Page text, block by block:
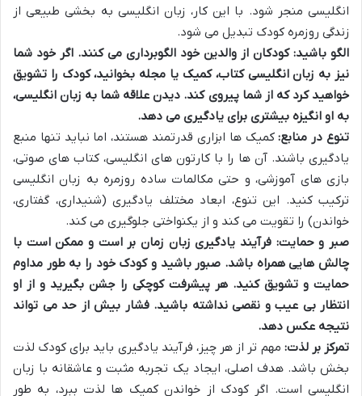
انگلیسی منجر شود. با این کار، زبان انگلیسی به بخشی طبیعی از
زندگی روزمره کودک تبدیل می شود.
الگو باشید: کودکان از والدین خود الگوبرداری می کنند. اگر خود شما
نیز به زبان انگلیسی کتاب، کمیک یا مجله بخوانید، کودک را تشویق
خواهید کرد که از شما پیروی کند. دیدن علاقه شما به زبان انگلیسی،
به او انگیزه بیشتری برای یادگیری می دهد.
تنوع در منابع:کمیک ها ابزاری قدرتمند هستند، اما نباید تنها منبع
یادگیری باشند. آن ها را با کارتون های انگلیسی، کتاب های صوتی،
بازی های آموزشی، و حتی مکالمات ساده روزمره به زبان انگلیسی
ترکیب کنید. این تنوع، ابعاد مختلف یادگیری (شنیداری، گفتاری،
خواندن) را تقویت می کند و از یکنواختی جلوگیری می کند.
صبر و حمایت: فرآیند یادگیری زبان زمان بر است و ممکن است با
چالش هایی همراه باشد. صبور باشید و کودک خود را به طور مداوم
حمایت و تشویق کنید. هر پیشرفت کوچکی را جشن بگیرید و از او
انتظار بی عیب و نقصی نداشته باشید. فشار بیش از حد می تواند
نتیجه عکس دهد.
تمرکز بر لذت: مهم تر از هر چیز، فرآیند یادگیری باید برای کودک لذت
بخش باشد. هدف اصلی، ایجاد یک تجربه مثبت و عاشقانه با زبان
انگلیسی است. اگر کودک از خواندن کمیک ها لذت ببرد، به طور